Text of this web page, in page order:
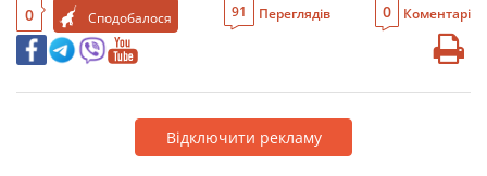
0 Сподобалося 91 Переглядів 0 Коментарі
Відключити рекламу